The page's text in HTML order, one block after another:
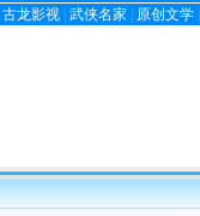
古龙影视 武侠名家 原创文学